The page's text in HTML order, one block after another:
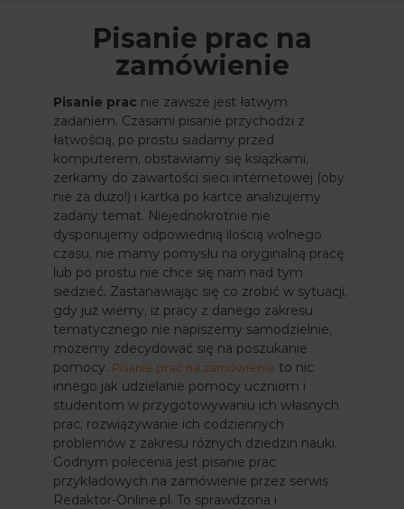
Pisanie prac na
zamówienie
Pisanie prac nie zawsze jest łatwym
zadaniem. Czasami pisanie przychodzi z
łatwością, po prostu siadamy przed
komputerem, obstawiamy się książkami,
zerkamy do zawartości sieci internetowej (oby
nie za dużo!) i kartka po kartce analizujemy
zadany temat. Niejednokrotnie nie
dysponujemy odpowiednią ilością wolnego
czasu, nie mamy pomysłu na oryginalną pracę
lub po prostu nie chce się nam nad tym
siedzieć. Zastanawiając się co zrobić w sytuacji,
gdy już wiemy, iż pracy z danego zakresu
tematycznego nie napiszemy samodzielnie,
możemy zdecydować się na poszukanie
pomocy. Pisanie prac na zamówienie to nic
innego jak udzielanie pomocy uczniom i
studentom w przygotowywaniu ich własnych
prac, rozwiązywanie ich codziennych
problemów z zakresu różnych dziedzin nauki.
Godnym polecenia jest pisanie prac
przykładowych na zamówienie przez serwis
Redaktor-Online.pl. To sprawdzona i